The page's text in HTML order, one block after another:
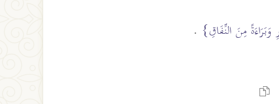
وَبَرَاءَةً مِنَ النِّفَاقِ} .